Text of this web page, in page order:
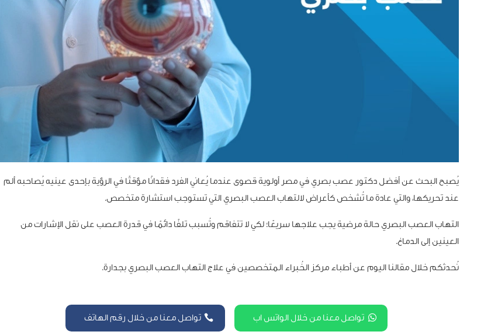
يُصبح البحث عن أفضل دكتور عصب بصري في مصر أولوية قصوى عندما يُعاني الفرد فقدانًا مؤقتًا في الرؤية بإحدى عينيه يُصاحبه ألم
عند تحريكها، والتي عادة ما تُشخص كأعراض لالتهاب العصب البصري التي تستوجب استشارة متخصص.
التهاب العصب البصري حالة مرضية يجب علاجها سريعًا؛ لكي لا تتفاقم وتُسبب تلفًا دائمًا في قدرة العصب على نقل الإشارات من
العينين إلى الدماغ.
نُحدثكم خلال مقالنا اليوم عن أطباء مركز الخُبراء المتخصصين في علاج التهاب العصب البصري بجدارة.
تواصل معنا من خلال الواتس اب تواصل معنا من خلال رقم الهاتف